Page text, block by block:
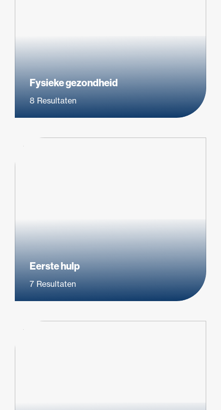
Fysieke gezondheid
8 Resultaten
Eerste hulp
7 Resultaten